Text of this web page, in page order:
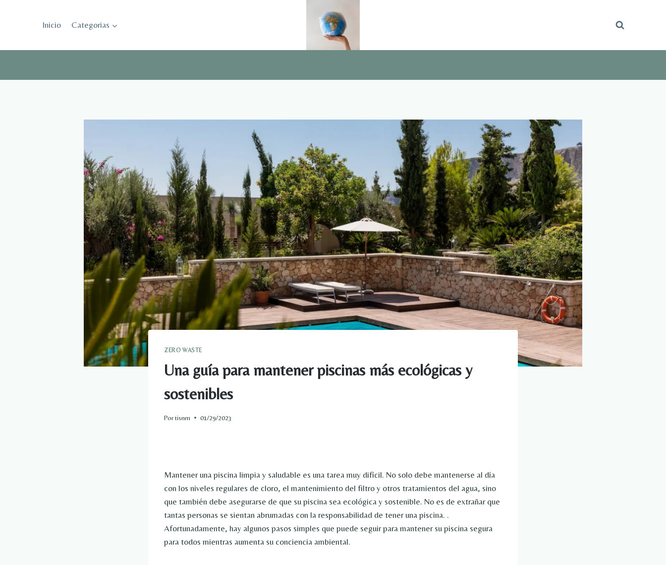
Inicio Categorias
ZERO WASTE
Una guía para mantener piscinas más ecológicas y
sostenibles
Portisnm 01/29/2023
Mantener una piscina limpia y saludable es una tarea muy difícil. No solo debe mantenerse al día
con los niveles regulares de cloro, el mantenimiento del filtro y otros tratamientos del agua, sino
que también debe asegurarse de que su piscina sea ecológica y sostenible. No es de extrañar que
tantas personas se sientan abrumadas con la responsabilidad de tener una piscina. .
Afortunadamente, hay algunos pasos simples que puede seguir para mantener su piscina segura
para todos mientras aumenta su conciencia ambiental.